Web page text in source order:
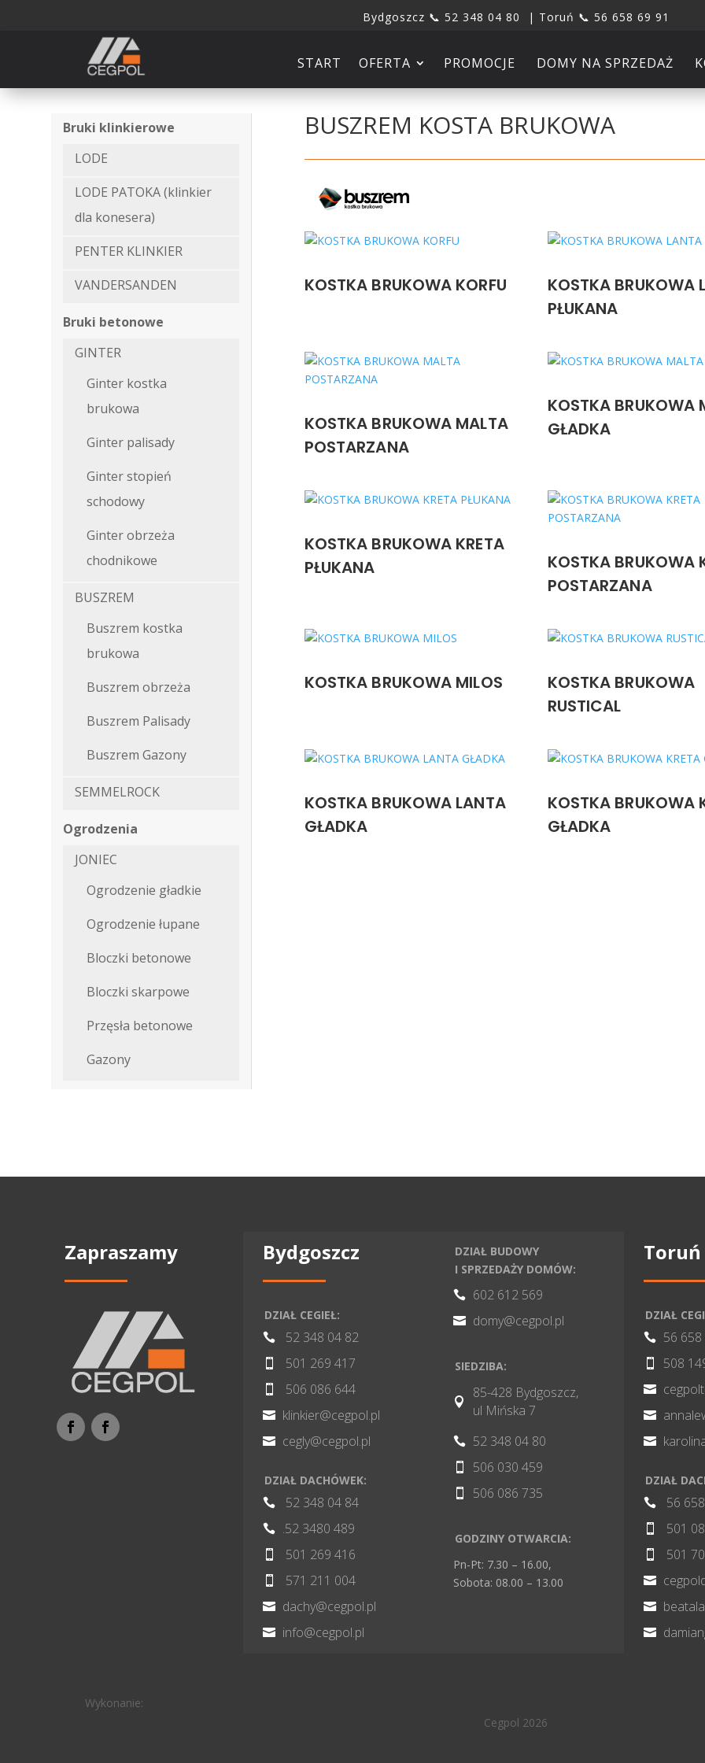
Bydgoszcz 📞 52 348 04 80 | Toruń 📞 56 658 69 91
START OFERTA PROMOCJE DOMY NA SPRZEDAŻ
Bruki klinkierowe
LODE
LODE PATOKA (klinkier
dla konesera)
PENTER KLINKIER
VANDERSANDEN
Bruki betonowe
GINTER
Ginter kostka
brukowa
Ginter palisady
Ginter stopień
schodowy
Ginter obrzeża
chodnikowe
BUSZREM
Buszrem kostka
brukowa
Buszrem obrzeża
Buszrem Palisady
Buszrem Gazony
SEMMELROCK
Ogrodzenia
JONIEC
Ogrodzenie gładkie
Ogrodzenie łupane
Bloczki betonowe
Bloczki skarpowe
Przęsła betonowe
Gazony
BUSZREM KOSTA BRUKOWA
KOSTKA BRUKOWA KORFU
KOSTKA BRUKOWA
PŁUKANA
KOSTKA BRUKOWA MALTA
POSTARZANA
KOSTKA BRUKOWA
GŁADKA
KOSTKA BRUKOWA KRETA
PŁUKANA
KOSTKA BRUKOWA
POSTARZANA
KOSTKA BRUKOWA MILOS
KOSTKA BRUKOWA
RUSTICAL
KOSTKA BRUKOWA LANTA
GŁADKA
KOSTKA BRUKOWA
GŁADKA
Zapraszamy Bydgoszcz
DZIAŁ CEGIEŁ:
 52 348 04 82
 501 269 417
 506 086 644
 klinkier@cegpol.pl
 cegly@cegpol.pl
DZIAŁ DACHÓWEK:
 52 348 04 84
 .52 3480 489
 501 269 416
 571 211 004
 dachy@cegpol.pl
 info@cegpol.pl
DZIAŁ BUDOWY
I SPRZEDAŻY DOMÓW:
 602 612 569
 domy@cegpol.pl
SIEDZIBA:

85-428 Bydgoszcz,
ul Mińska 7
 52 348 04 80
 506 030 459
 506 086 735
GODZINY OTWARCIA:
Pn-Pt: 7.30 – 16.00,
Sobota: 08.00 – 13.00
Toruń
DZIAŁ
 56 658
 508



DZIAŁ
 56
 501
 501



Wykonanie:
Cegpol 2026